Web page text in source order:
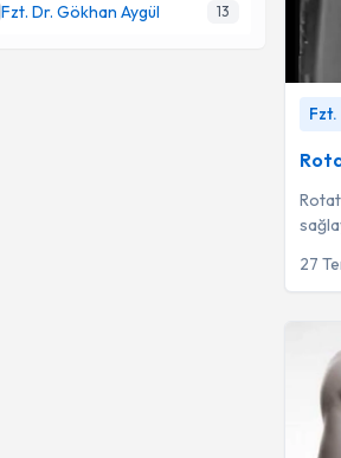
27
Fzt. Dr. Gökhan Aygül 13